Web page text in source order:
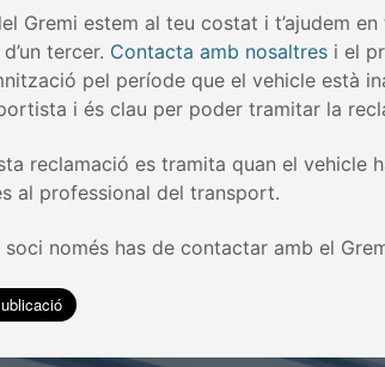
Gremi estem al teu costat i t’ajudem
tercer. Contacta amb nosaltres i el
pel període que el vehicle està
i és clau per poder tramitar la
reclamació es tramita quan el vehicle
al professional del transport.
soci només has de contactar amb el